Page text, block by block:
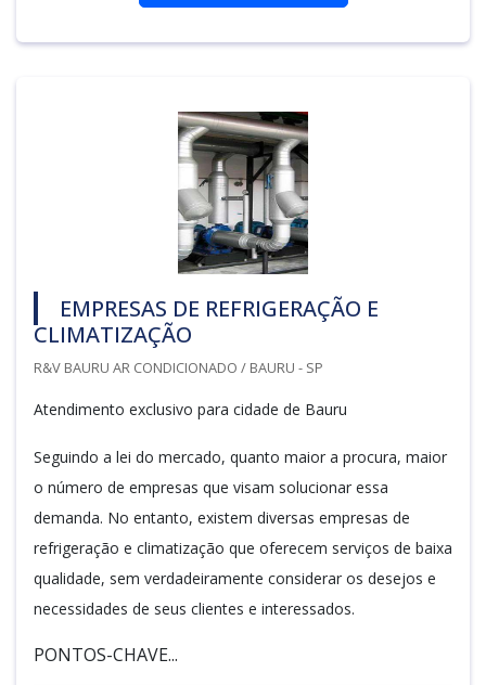
EMPRESAS DE REFRIGERAÇÃO E
CLIMATIZAÇÃO
R&V BAURU AR CONDICIONADO / BAURU - SP
Atendimento exclusivo para cidade de Bauru
Seguindo a lei do mercado, quanto maior a procura, maior
o número de empresas que visam solucionar essa
demanda. No entanto, existem diversas empresas de
refrigeração e climatização que oferecem serviços de baixa
qualidade, sem verdadeiramente considerar os desejos e
necessidades de seus clientes e interessados.
PONTOS-CHAVE...